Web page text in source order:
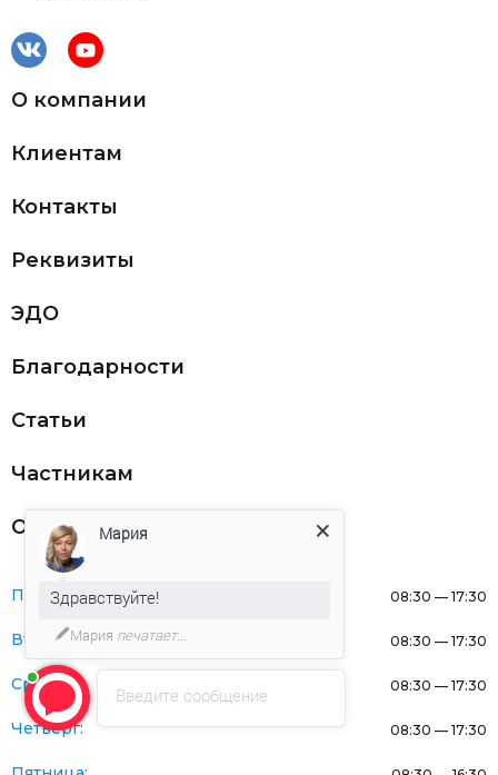
О компании
Клиентам
Контакты
Реквизиты
ЭДО
Благодарности
Статьи
Частникам
Оферта
Понедельник: 08:30 — 17:30
Вторник: 08:30 — 17:30
Среда: 08:30 — 17:30
Четверг: 08:30 — 17:30
Введите сообщение
Мария
Здравствуйте!
Мария печатает...